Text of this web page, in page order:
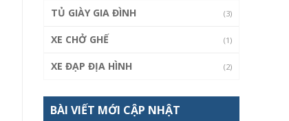
TỦ GIÀY GIA ĐÌNH (3)
XE CHỞ GHẾ (1)
XE ĐẠP ĐỊA HÌNH (2)
BÀI VIẾT MỚI CẬP NHẬT